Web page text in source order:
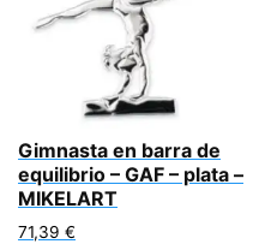
Gimnasta en barra de
equilibrio – GAF – plata –
MIKELART
71,39 €